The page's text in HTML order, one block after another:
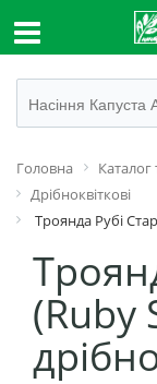
Головна Каталог
Дрібноквіткові
Троянда Рубі
(Ruby